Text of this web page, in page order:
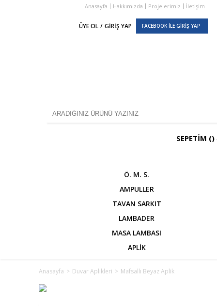
Anasayfa Hakkımızda Projelerimiz İletişim
ÜYE OL / GİRİŞ YAP FACEBOOK İLE GİRİŞ YAP
SEPETİM ()
Ö. M. S.
AMPULLER
TAVAN SARKIT
LAMBADER
MASA LAMBASI
APLİK
Anasayfa > Duvar Aplikleri > Mafsallı Beyaz Aplik